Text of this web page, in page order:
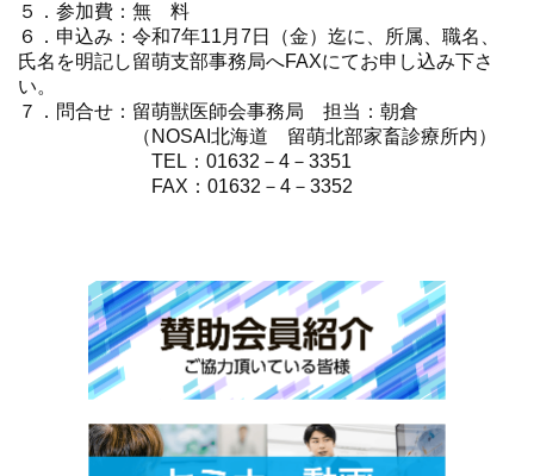
５．参加費：無 料
６．申込み：令和7年11月7日（金）迄に、所属、職名、
氏名を明記し留萌支部事務局へFAXにてお申し込み下さ
い。
７．問合せ：留萌獣医師会事務局 担当：朝倉
（NOSAI北海道 留萌北部家畜診療所内）
TEL：01632－4－3351
FAX：01632－4－3352